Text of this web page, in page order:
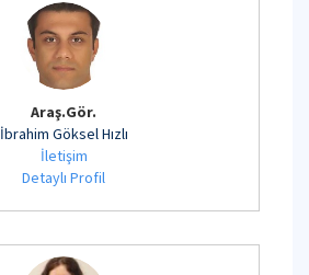
Araş.Gör.
İbrahim Göksel Hızlı
İletişim
Detaylı Profil